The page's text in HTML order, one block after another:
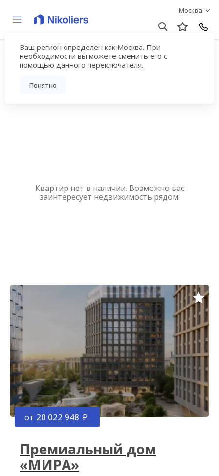
Москва
Ваш регион определен как Москва. При
необходимости вы можете сменить его с
помощью данного переключателя.
Понятно
Купить квартиру
новостройку у метро
Квартир нет в наличии. Возможно вас
заинтересует недвижимость рядом:
от 20 022 948
Премиальный дом
«МИРА»